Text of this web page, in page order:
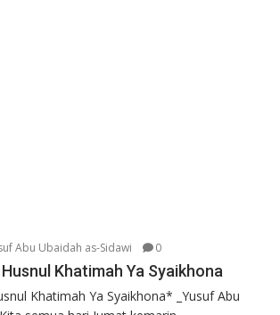
Abu Ubaidah as-Sidawi 0
Khatimah Ya Syaikhona
Khatimah Ya Syaikhona* _Yusuf Abu